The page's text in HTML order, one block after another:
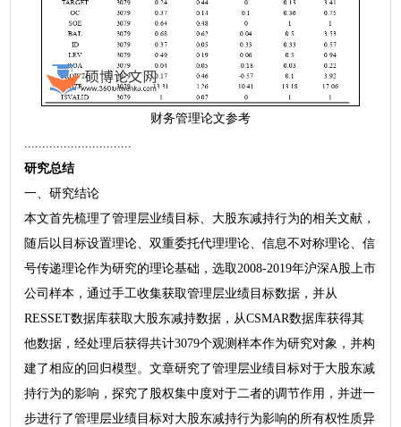
财务管理论文参考
..............................
研究总结
一、研究结论
本文首先梳理了管理层业绩目标、大股东减持行为的相关文献，
随后以目标设置理论、双重委托代理理论、信息不对称理论、信
号传递理论作为研究的理论基础，选取2008-2019年沪深A股上市
公司样本，通过手工收集获取管理层业绩目标数据，并从
RESSET数据库获取大股东减持数据，从CSMAR数据库获得其
他数据，经处理后获得共计3079个观测样本作为研究对象，并构
建了相应的回归模型。文章研究了管理层业绩目标对于大股东减
持行为的影响，探究了股权集中度对于二者的调节作用，并进一
步进行了管理层业绩目标对大股东减持行为影响的所有权性质异